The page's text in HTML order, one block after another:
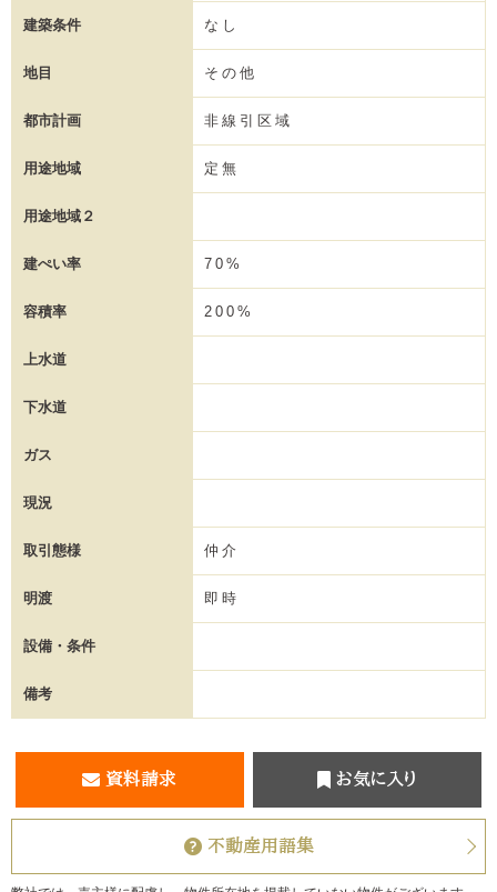
建築条件 なし
地目 その他
都市計画 非線引区域
用途地域 定無
用途地域２
建ぺい率 70%
容積率 200%
上水道
下水道
ガス
現況
取引態様 仲介
明渡 即時
設備・条件
備考
資料請求 お気に入り
不動産用語集